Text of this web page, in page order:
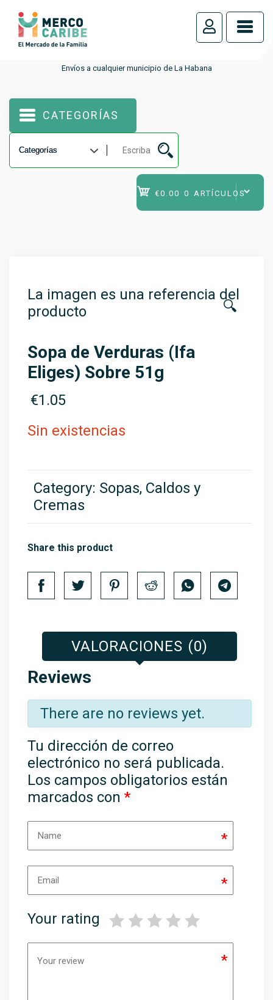
_
Envíos a cualquier municipio de La Habana
CATEGORÍAS
€0.00 0 ARTÍCULOS
🔍
La imagen es una referencia del
producto
Sopa de Verduras (Ifa
Eliges) Sobre 51g
€1.05
Sin existencias
Category: Sopas, Caldos y
Cremas
Share this product
VALORACIONES (0)
Reviews
There are no reviews yet.
Tu dirección de correo
electrónico no será publicada.
Los campos obligatorios están
marcados con *
*
*
Your rating
*